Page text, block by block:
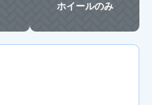
ホイールのみ